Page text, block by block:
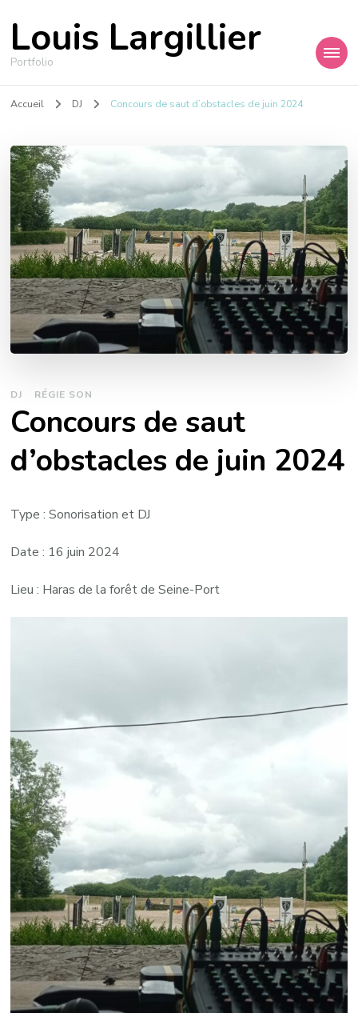
Louis Largillier
Portfolio
Accueil DJ Concours de saut d’obstacles de juin 2024
DJ RÉGIE SON
Concours de saut
d’obstacles de juin 2024
Type : Sonorisation et DJ
Date : 16 juin 2024
Lieu : Haras de la forêt de Seine-Port